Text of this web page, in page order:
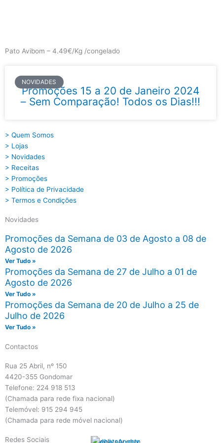
Pato Avibom – 4.49€/Kg /congelado
NOVIDADES
Promoções 15 a 20 de Janeiro 2024
– Sem Comparação! Todos os Dias!!!
> Quem Somos
> Lojas
> Novidades
> Receitas
> Promoções
> Política de Privacidade
> Termos e Condições
Novidades
Promoções da Semana de 03 de Agosto a 08 de
Agosto de 2026
Ver Tudo »
Promoções da Semana de 27 de Julho a 01 de
Agosto de 2026
Ver Tudo »
Promoções da Semana de 20 de Julho a 25 de
Julho de 2026
Ver Tudo »
Contactos
Rua 25 Abril, nº 150
4420-355 Gondomar
Telefone: 224 918 513
(Chamada para rede fixa nacional)
Telemóvel: 915 294 945
(Chamada para rede móvel nacional)
Redes Sociais